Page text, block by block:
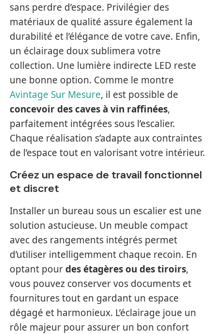
sans perdre d’espace. Privilégier des
matériaux de qualité assure également la
durabilité et l’élégance de votre cave. Enfin,
un éclairage doux sublimera votre
collection. Une lumière indirecte LED reste
une bonne option. Comme le montre
Avintage Sur Mesure, il est possible de
concevoir des caves à vin raffinées,
parfaitement intégrées sous l’escalier.
Chaque réalisation s’adapte aux contraintes
de l’espace tout en valorisant votre intérieur.
Créez un espace de travail fonctionnel
et discret
Installer un bureau sous un escalier est une
solution astucieuse. Un meuble compact
avec des rangements intégrés permet
d’utiliser intelligemment chaque recoin. En
optant pourdes étagères ou des tiroirs,
vous pouvez conserver vos documents et
fournitures tout en gardant un espace
dégagé et harmonieux. L’éclairage joue un
rôle majeur pour assurer un bon confort